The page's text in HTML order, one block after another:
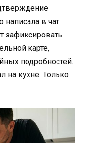
написала в чат
зафиксировать
карте,
подробностей.
на кухне. Только